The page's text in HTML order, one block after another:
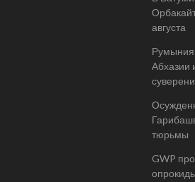
августа
Румыния
Абхазии
тюрьмы
GWP